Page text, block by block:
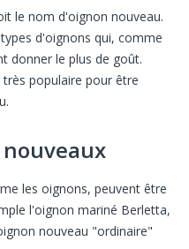
le nom d'oignon nouveau.
d'oignons qui, comme
donner le plus de goût.
populaire pour être
nouveaux
les oignons, peuvent être
l'oignon mariné Berletta,
nouveau "ordinaire"